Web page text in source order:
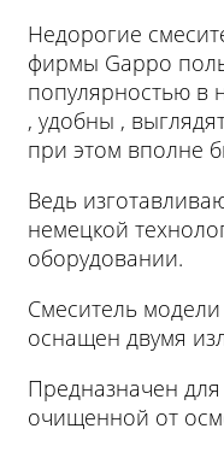
Недорогие
фирмы Gappo
популярностью в
, удобны ,
при этом вполне
Ведь
немецкой
оборудовании.
Смеситель
оснащен двумя
Предназначен
очищенной от